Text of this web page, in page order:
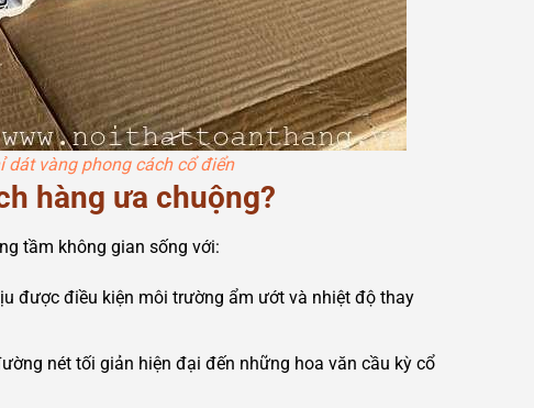
dát vàng phong cách cổ điển
hàng ưa chuộng?
tầm không gian sống với:
được điều kiện môi trường ẩm ướt và nhiệt độ thay
nét tối giản hiện đại đến những hoa văn cầu kỳ cổ